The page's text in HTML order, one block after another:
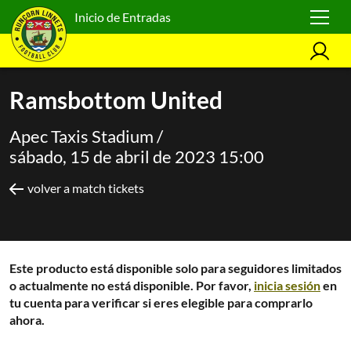
Inicio de Entradas
Ramsbottom United
Apec Taxis Stadium /
sábado, 15 de abril de 2023 15:00
volver a match tickets
Este producto está disponible solo para seguidores limitados
o actualmente no está disponible. Por favor, inicia sesiónen
tu cuenta para verificar si eres elegible para comprarlo
ahora.